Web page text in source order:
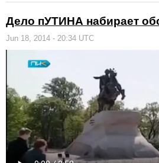
Дело пУТИНА набирает
Jun 18, 2014 - 20:34 UTC